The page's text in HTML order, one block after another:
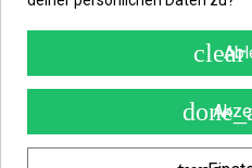
drei Ruten (nicht
vorderen oder im
stützen.
Eine perfekte
clear